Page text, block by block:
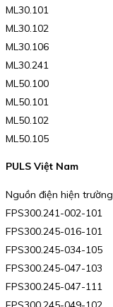
ML30.101
ML30.102
ML30.106
ML30.241
ML50.100
ML50.101
ML50.102
ML50.105
PULS Việt Nam
Nguồn điện hiện trường
FPS300.241-002-101
FPS300.245-016-101
FPS300.245-034-105
FPS300.245-047-103
FPS300.245-047-111